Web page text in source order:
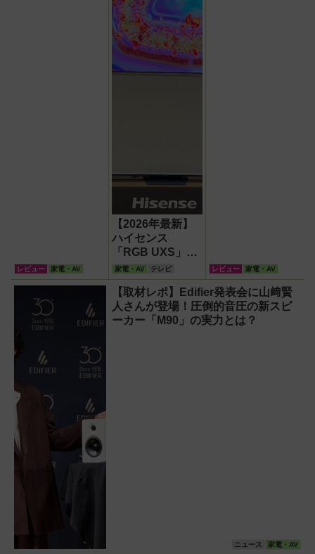
レビュー 家電・AV
【2026年最新】
ハイセンス
「RGB UXS」登
場！液晶の常識を
覆す「RGB
MiniLED」の衝撃
家電・AV テレビ レビュー 家電・AV
【取材レポ】Edifier発表会に山﨑賢
人さんが登場！圧倒的音圧の新スピ
ーカー「M90」の実力とは？
ニュース 家電・AV